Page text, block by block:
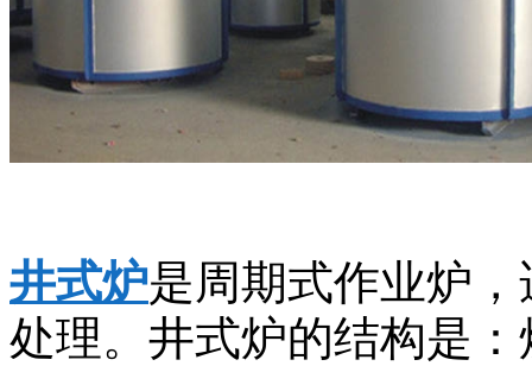
井式炉是周期式作业炉
处理。井式炉的结构是